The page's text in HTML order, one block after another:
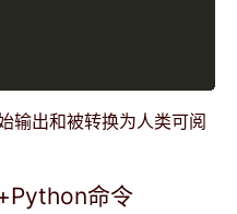
输出和被转换为人类可阅
命令